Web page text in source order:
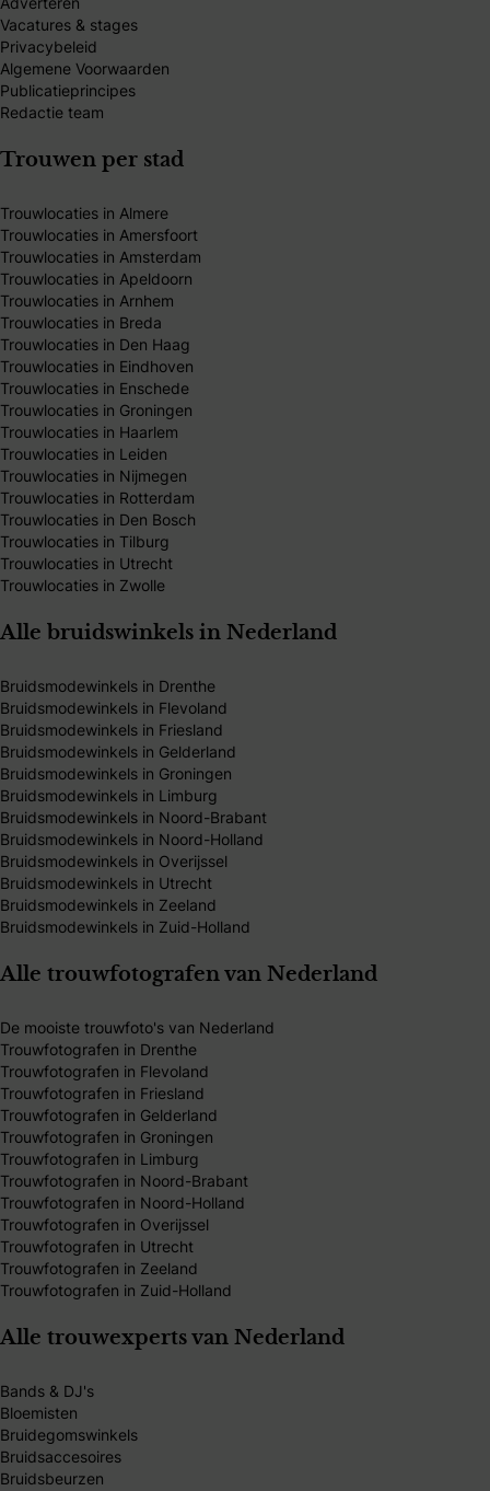
Vacatures & stages
Privacybeleid
Algemene Voorwaarden
Publicatieprincipes
Redactie team
Trouwen per stad
Trouwlocaties in Almere
Trouwlocaties in Amersfoort
Trouwlocaties in Amsterdam
Trouwlocaties in Apeldoorn
Trouwlocaties in Arnhem
Trouwlocaties in Breda
Trouwlocaties in Den Haag
Trouwlocaties in Eindhoven
Trouwlocaties in Enschede
Trouwlocaties in Groningen
Trouwlocaties in Haarlem
Trouwlocaties in Leiden
Trouwlocaties in Nijmegen
Trouwlocaties in Rotterdam
Trouwlocaties in Den Bosch
Trouwlocaties in Tilburg
Trouwlocaties in Utrecht
Trouwlocaties in Zwolle
Alle bruidswinkels in Nederland
Bruidsmodewinkels in Drenthe
Bruidsmodewinkels in Flevoland
Bruidsmodewinkels in Friesland
Bruidsmodewinkels in Gelderland
Bruidsmodewinkels in Groningen
Bruidsmodewinkels in Limburg
Bruidsmodewinkels in Noord-Brabant
Bruidsmodewinkels in Noord-Holland
Bruidsmodewinkels in Overijssel
Bruidsmodewinkels in Utrecht
Bruidsmodewinkels in Zeeland
Bruidsmodewinkels in Zuid-Holland
Alle trouwfotografen van Nederland
De mooiste trouwfoto's van Nederland
Trouwfotografen in Drenthe
Trouwfotografen in Flevoland
Trouwfotografen in Friesland
Trouwfotografen in Gelderland
Trouwfotografen in Groningen
Trouwfotografen in Limburg
Trouwfotografen in Noord-Brabant
Trouwfotografen in Noord-Holland
Trouwfotografen in Overijssel
Trouwfotografen in Utrecht
Trouwfotografen in Zeeland
Trouwfotografen in Zuid-Holland
Alle trouwexperts van Nederland
Bands & DJ's
Bloemisten
Bruidegomswinkels
Bruidsaccesoires
Bruidsbeurzen